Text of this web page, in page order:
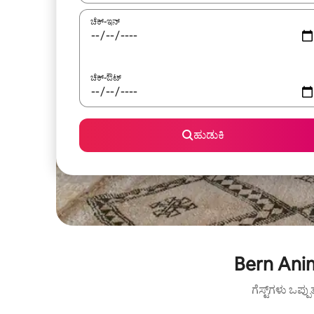
ಚೆಕ್-ಇನ್
ಚೆಕ್-ಔಟ್
ಹುಡುಕಿ
Bern
ಗೆಸ್ಟ್‌ಗಳು